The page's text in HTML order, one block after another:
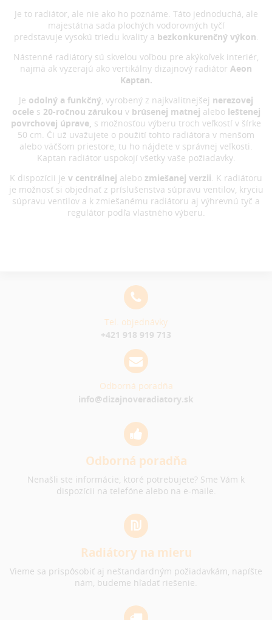
Je to radiátor, ale nie ako ho poznáme. Táto jednoduchá, ale
majestátna sada plochých vodorovných tyčí
predstavuje vysokú triedu kvality a bezkonkurenčný výkon
Nástenné radiátory sú skvelou voľbou pre akýkoľvek interiér,
najmä ak vyzerajú ako vertikálny dizajnový radiátor Aeon
Kaptan.
Je odolný a funkčný , vyrobený z najkvalitnejšej nerezovej
oceles 20-ročnou zárukou v brúsenej matnej alebo leštenej
povrchovej úprave, s možnosťou výberu troch veľkostí v šírke
50 cm. Či už uvažujete o použití tohto radiátora v menšom
alebo väčšom priestore, tu ho nájdete v správnej veľkosti.
Kaptan radiátor uspokojí všetky vaše požiadavky.
K dispozícii je v centrálnej alebo zmiešanej verzii . K radiátoru
je možnosť si objednať z príslušenstva súpravu ventilov, kryciu
súpravu ventilov a k zmiešanému radiátoru aj výhrevnú tyč a
regulátor podľa vlastného výberu.
Tel. objednávky
+421 918 919 713
Odborná poradňa
info@dizajnoveradiatory.sk
Odborná poradňa
Nenašli ste informácie, ktoré potrebujete? Sme Vám k
dispozícii na telefóne alebo na e-maile.
Radiátory na mieru
Vieme sa prispôsobiť aj neštandardným požiadavkám, napíšte
nám, budeme hľadať riešenie.